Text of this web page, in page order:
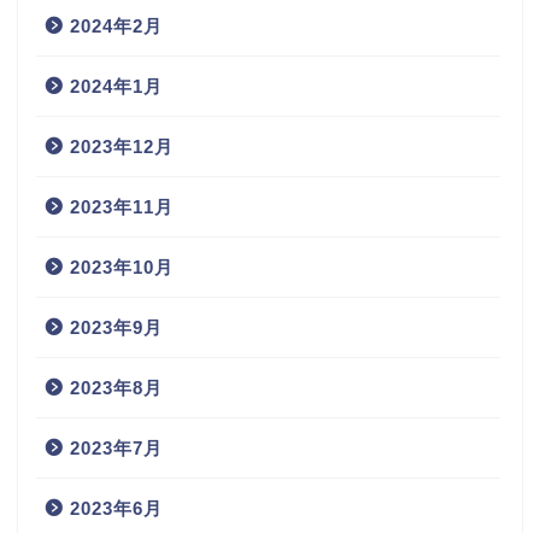
2024年2月
2024年1月
2023年12月
2023年11月
2023年10月
2023年9月
2023年8月
2023年7月
2023年6月